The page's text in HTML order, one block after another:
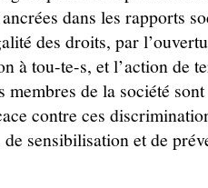
dans les rapports
des droits, par
à tou-te-s, et l’action de
membres de la société
contre ces
sensibilisation et de